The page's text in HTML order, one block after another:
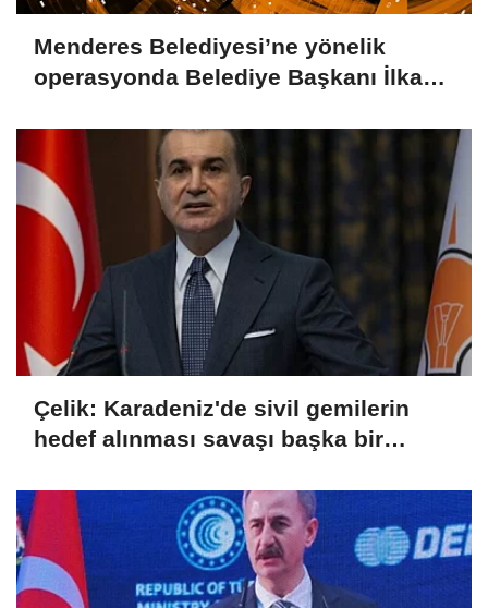
Menderes Belediyesi’ne yönelik
operasyonda Belediye Başkanı İlkay
Çelik: Karadeniz'de sivil gemilerin
hedef alınması savaşı başka bir